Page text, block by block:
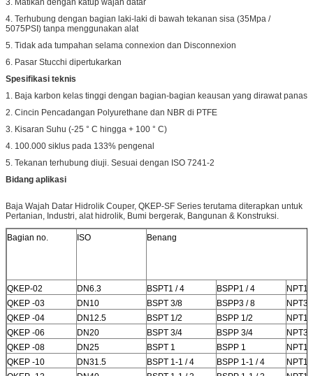
3. Matikan dengan katup wajah datar
4. Terhubung dengan bagian laki-laki di bawah tekanan sisa (35Mpa /
5075PSI) tanpa menggunakan alat
5. Tidak ada tumpahan selama connexion dan Disconnexion
6. Pasar Stucchi dipertukarkan
Spesifikasi teknis
1. Baja karbon kelas tinggi dengan bagian-bagian keausan yang dirawat panas
2. Cincin Pencadangan Polyurethane dan NBR di PTFE
3. Kisaran Suhu (-25 ° C hingga + 100 ° C)
4. 100.000 siklus pada 133% pengenal
5. Tekanan terhubung diuji. Sesuai dengan ISO 7241-2
Bidang aplikasi
Baja Wajah Datar Hidrolik Couper, QKEP-SF Series terutama diterapkan untuk
Pertanian, Industri, alat hidrolik, Bumi bergerak, Bangunan & Konstruksi.
Bagian no. ISO Benang
QKEP-02 DN6.3 BSPT1 / 4 BSPP1 / 4
NPT1
QKEP -03
DN10 BSPT 3/8 BSPP3 / 8
NPT3
QKEP -04
DN12.5 BSPT 1/2 BSPP 1/2
NPT1
QKEP -06
DN20 BSPT 3/4 BSPP 3/4
NPT3
QKEP -08
DN25 BSPT 1 BSPP 1
NPT1
QKEP -10
DN31.5 BSPT 1-1 / 4 BSPP 1-1 / 4
NPT1-